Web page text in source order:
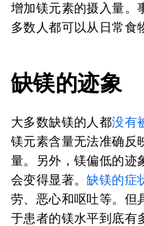
增加镁元素的摄入量。
多数人都可以从日常食
缺镁的迹象
大多数缺镁的人都没有
镁元素含量无法准确反
量。另外，镁偏低的迹
会变得显著。缺镁的症
劳、恶心和呕吐等。但
于患者的镁水平到底有